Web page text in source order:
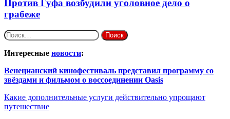
Против Гуфа возбудили уголовное дело о
грабеже
Найти:
Интересные новости:
Венецианский кинофестиваль представил программу со
звёздами и фильмом о воссоединении Oasis
Какие дополнительные услуги действительно упрощают
путешествие